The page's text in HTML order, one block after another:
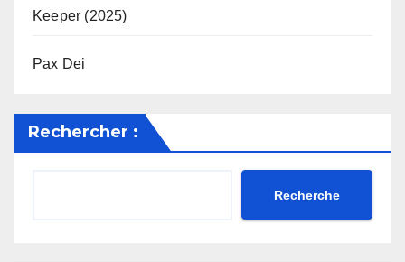
Keeper (2025)
Pax Dei
Rechercher :
Recherche